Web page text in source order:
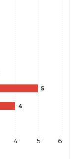
5
4
4 5 6